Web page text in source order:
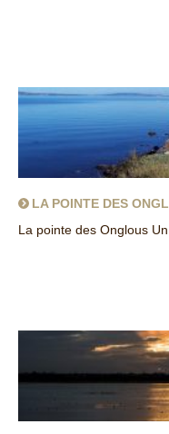
LA POINTE DES
La pointe des Onglous